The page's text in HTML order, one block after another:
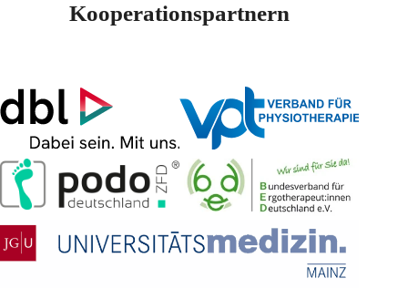
Kooperationspartnern